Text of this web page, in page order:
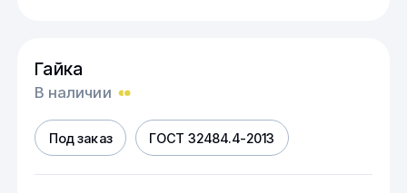
Гайка
В наличии
Под заказ ГОСТ 32484.4-2013